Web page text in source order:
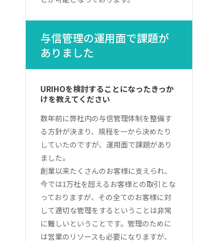
与信管理の運用面で課題が
ありました
URIHOを検討することになったきっか
けを教えてください
数年前に弊社内の与信管理体制を整備す
る方針が決まり、規程を一から決めたり
していたのですが、運用面で課題があり
ました。
創業以来たくさんのお客様に支えられ、
今では1万社を超えるお客様との取引とな
っておりますが、その全てのお客様に対
して適切な管理をするということは非常
に難しいということです。管理のために
は営業のリソースも必要になりますが、